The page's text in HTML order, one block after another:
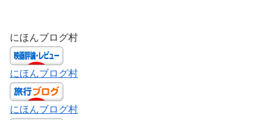
にほんブログ村
にほんブログ村
にほんブログ村